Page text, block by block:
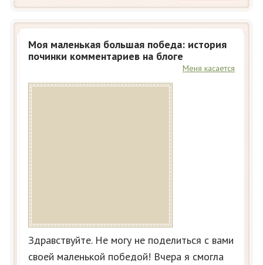
Моя маленькая большая победа: история
починки комментариев на блоге
Меня касается
Здравствуйте. Не могу не поделиться с вами
своей маленькой победой! Вчера я смогла